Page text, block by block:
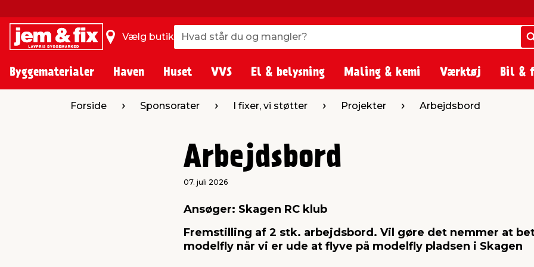
Vælg butik Hvad står du og mangler?
Hvad står du og mangler?
Byggematerialer Haven Huset VVS El & belysning Maling & kemi Værktøj Bil &
Forside Sponsorater I fixer, vi støtter Projekter Arbejdsbord
Arbejdsbord
07. juli 2026
Ansøger: Skagen RC klub
Fremstilling af 2 stk. arbejdsbord. Vil gøre det nemmer at
modelfly når vi er ude at flyve på modelfly pladsen i Skagen